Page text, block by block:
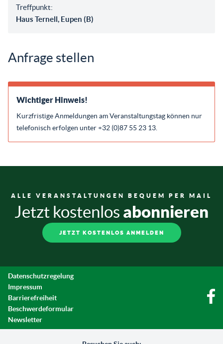
Treffpunkt:
Haus Ternell, Eupen (B)
Anfrage stellen
Wichtiger Hinweis!
Kurzfristige Anmeldungen am Veranstaltungstag können nur
telefonisch erfolgen unter +32 (0)87 55 23 13.
ALLE VERANSTALTUNGEN BEQUEM PER MAIL
Jetzt kostenlos abonnieren
JETZT KOSTENLOS ANMELDEN
Datenschutzregelung
Impressum
Barrierefreiheit
Beschwerdeformular
Newsletter